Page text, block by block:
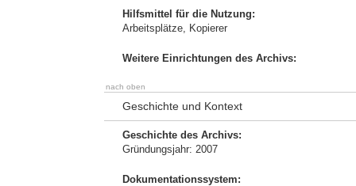
Hilfsmittel für die Nutzung:
Arbeitsplätze, Kopierer
Weitere Einrichtungen des Archivs:
nach oben
Geschichte und Kontext
Geschichte des Archivs:
Gründungsjahr: 2007
Dokumentationssystem: